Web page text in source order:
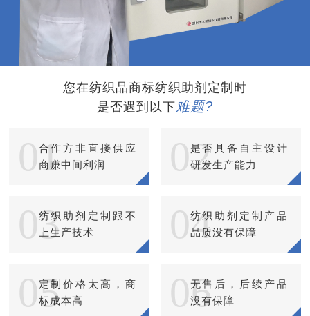
您在纺织品商标纺织助剂定制时
是否遇到以下难题?
01
合作方非直接供应
商赚中间利润
02是否具备自主设计
研发生产能力
03
纺织助剂定制跟不
上生产技术
04
纺织助剂定制产品
品质没有保障
05定制价格太高，商
标成本高
06无售后，后续产品
没有保障